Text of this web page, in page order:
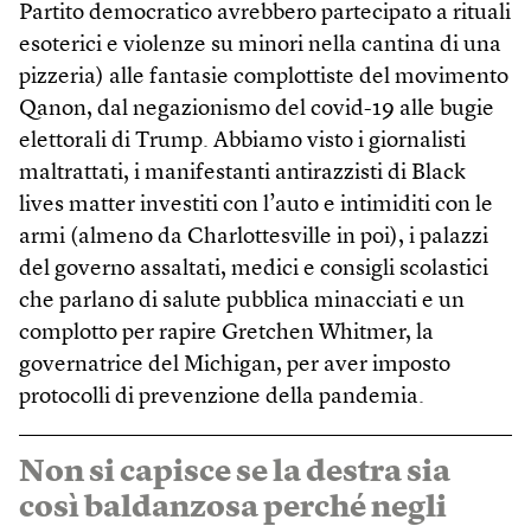
Partito democratico avrebbero partecipato a rituali
esoterici e violenze su minori nella cantina di una
pizzeria) alle fantasie complottiste del movimento
Qanon, dal negazionismo del covid-19 alle bugie
elettorali di Trump. Abbiamo visto i giornalisti
maltrattati, i manifestanti antirazzisti di Black
lives matter investiti con l’auto e intimiditi con le
armi (almeno da Charlottesville in poi), i palazzi
del governo assaltati, medici e consigli scolastici
che parlano di salute pubblica minacciati e un
complotto per rapire Gretchen Whitmer, la
governatrice del Michigan, per aver imposto
protocolli di prevenzione della pandemia.
Non si capisce se la destra sia
così baldanzosa perché negli